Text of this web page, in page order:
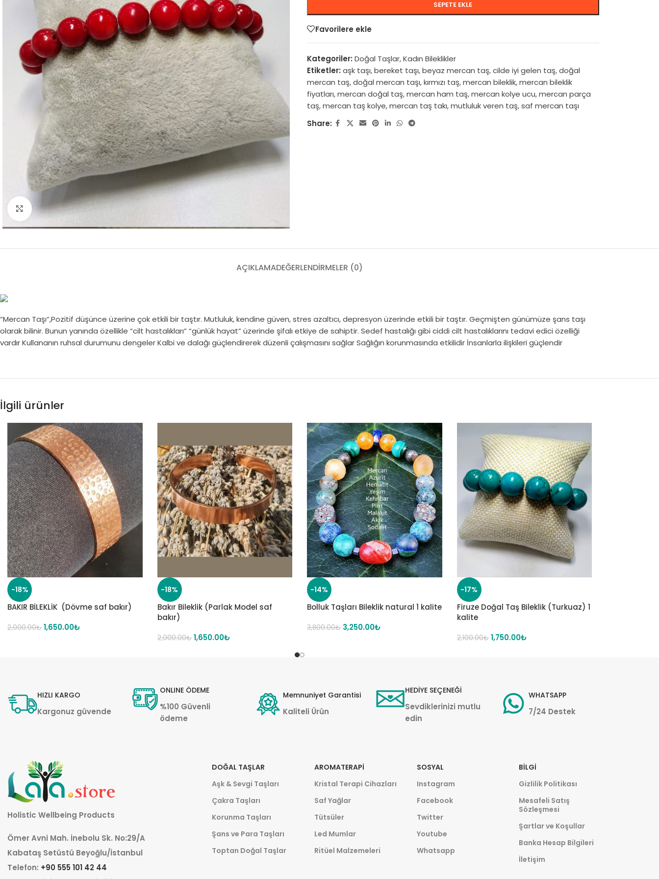
Click to enlarge
SEPETE EKLE
Favorilere ekle
Kategoriler: Doğal Taşlar,Kadın Bileklikler
Etiketler: aşk taşı,bereket taşı,beyaz mercan taş,cilde iyi gelen taş,doğal
mercan taş,doğal mercan taşı,kırmızı taş,mercan bileklik,mercan bileklik
fiyatları,mercan doğal taş,mercan ham taş,mercan kolye ucu,mercan parça
taş,mercan taş kolye,mercan taş takı,mutluluk veren taş,saf mercan taşı
Share:
AÇIKLAMADEĞERLENDIRMELER (0)
“Mercan Taşı“,Pozitif düşünce üzerine çok etkili bir taştır. Mutluluk, kendine güven, stres azaltıcı, depresyon üzerinde etkili bir taştır. Geçmişten günümüze şans taşı
olarak bilinir. Bunun yanında özellikle “cilt hastalıkları” “günlük hayat” üzerinde şifalı etkiye de sahiptir. Sedef hastalığı gibi ciddi cilt hastalıklarını tedavi edici özelliği
vardır Kullananın ruhsal durumunu dengeler Kalbi ve dalağı güçlendirerek düzenli çalışmasını sağlar Sağlığın korunmasında etkilidir İnsanlarla ilişkileri güçlendir
İlgili ürünler
-18%
BAKIR BİLEKLİK (Dövme saf bakır)
2,000.00₺ 1,650.00₺
-18%
Bakır Bileklik (Parlak Model saf
bakır)
2,000.00₺ 1,650.00₺
-14%
Bolluk Taşları Bileklik natural 1 kalite
3,800.00₺ 3,250.00₺
-17%
Firuze Doğal Taş Bileklik (Turkuaz) 1
kalite
2,100.00₺ 1,750.00₺
HIZLI KARGO
Kargonuz güvende
ONLINE ÖDEME
%100 Güvenli
ödeme
Memnuniyet Garantisi
Kaliteli Ürün
HEDİYE SEÇENEĞİ
Sevdiklerinizi mutlu
edin
WHATSAPP
7/24 Destek
Holistic Wellbeing Products
Ömer Avni Mah. İnebolu Sk. No:29/A
Kabataş Setüstü Beyoğlu/İstanbul
Telefon: +90 555 101 42 44
DOĞAL TAŞLAR
Aşk & Sevgi Taşları
Çakra Taşları
Korunma Taşları
Şans ve Para Taşları
Toptan Doğal Taşlar
AROMATERAPI
Kristal Terapi Cihazları
Saf Yağlar
Tütsüler
Led Mumlar
Ritüel Malzemeleri
SOSYAL
Instagram
Facebook
Twitter
Youtube
Whatsapp
BILGI
Gizlilik Politikası
Mesafeli Satış
Sözleşmesi
Şartlar ve Koşullar
Banka Hesap Bilgileri
İletişim